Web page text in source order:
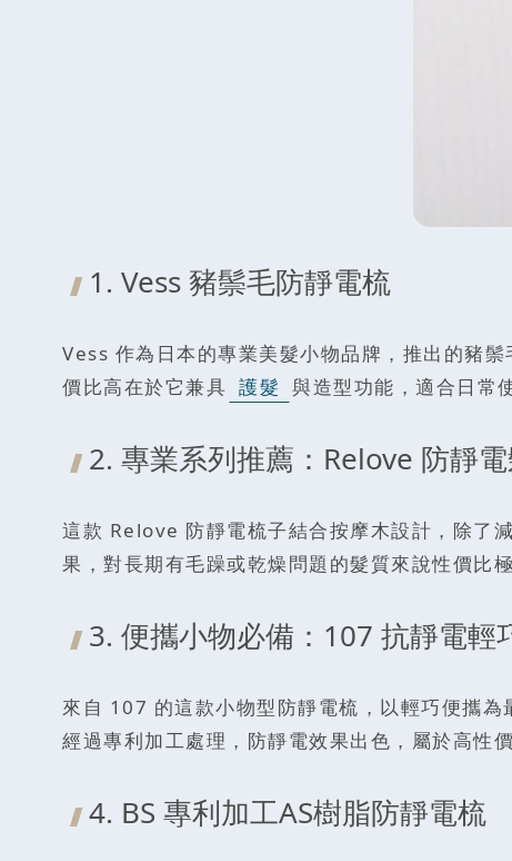
1. Vess 豬鬃毛防靜電梳
Vess 作為日本的專業美髮小物品牌，推出的豬
價比高在於它兼具 護髮 與造型功能，適合日常
2. 專業系列推薦：Relove 防靜
這款 Relove 防靜電梳子結合按摩木設計，除了
果，對長期有毛躁或乾燥問題的髮質來說性價比極
3. 便攜小物必備：107 抗靜電輕
來自 107 的這款小物型防靜電梳，以輕巧便攜
經過專利加工處理，防靜電效果出色，屬於高性價
4. BS 專利加工AS樹脂防靜電梳